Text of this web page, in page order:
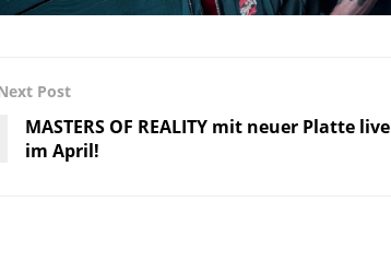
Post
MASTERS OF REALITY mit neuer Platte live
im April!